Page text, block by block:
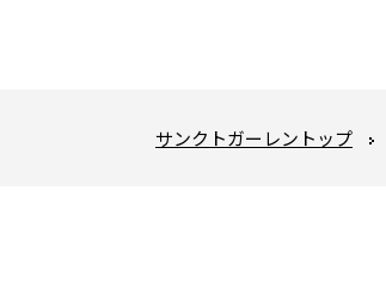
サンクトガーレントップ